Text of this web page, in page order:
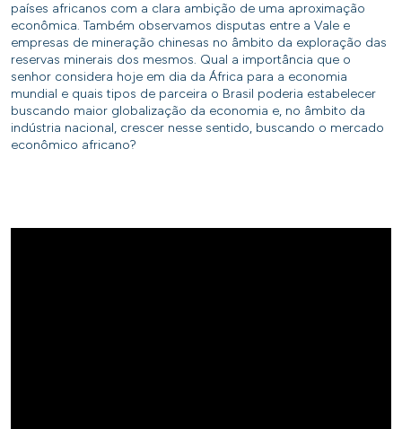
países africanos com a clara ambição de uma aproximação
econômica. Também observamos disputas entre a Vale e
empresas de mineração chinesas no âmbito da exploração das
reservas minerais dos mesmos. Qual a importância que o
senhor considera hoje em dia da África para a economia
mundial e quais tipos de parceira o Brasil poderia estabelecer
buscando maior globalização da economia e, no âmbito da
indústria nacional, crescer nesse sentido, buscando o mercado
econômico africano?